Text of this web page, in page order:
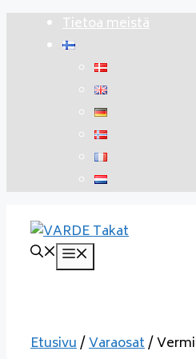
sisältöön
Tietoa meistä
Etusivu/Varaosat/